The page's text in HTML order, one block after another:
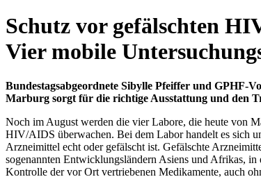
Schutz vor gefälschten
Vier mobile
Bundestagsabgeordnete Sibylle Pfeiffer und GPHF-
Marburg sorgt für die richtige Ausstattung und den
Noch im August werden die vier Labore, die heute von
HIV/AIDS überwachen. Bei dem Labor handelt es sich
Arzneimittel echt oder gefälscht ist. Gefälschte
sogenannten Entwicklungsländern Asiens und Afrikas,
Kontrolle der vor Ort vertriebenen Medikamente, auch